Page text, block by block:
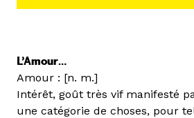
L’Amour…
Amour : [n. m.]
Intérêt, goût très vif manifesté
une catégorie de choses, pour